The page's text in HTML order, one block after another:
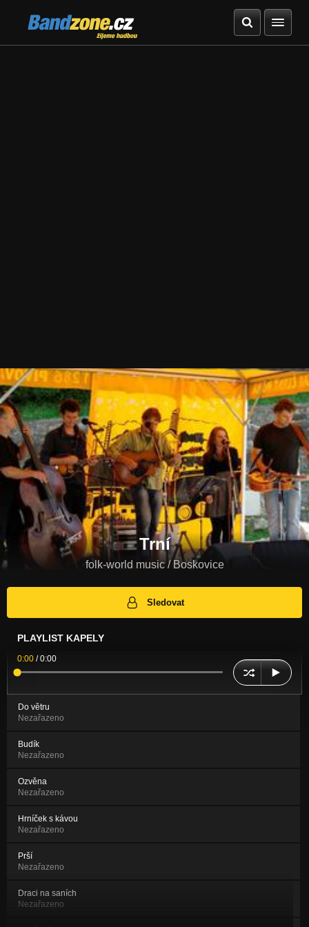
Bandzone.cz
žijeme hudbou
Trní
folk-world music / Boskovice
Sledovat
PLAYLIST KAPELY
0:00 /0:00
Do větru
Nezařazeno
Budík
Nezařazeno
Ozvěna
Nezařazeno
Hrníček s kávou
Nezařazeno
Prší
Nezařazeno
Draci na saních
Nezařazeno